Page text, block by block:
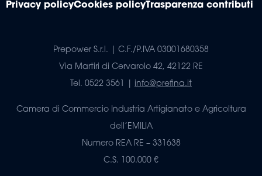
Prepower S.r.l. | C.F./P.IVA 03001680358
Via Martiri di Cervarolo 42, 42122 RE
Tel. 0522 3561 | info@prefina.it
Camera di Commercio Industria Artigianato e Agricoltura
dell’EMILIA
Numero REA RE – 331638
C.S. 100.000 €
Privacy policyCookies policyTrasparenza contributi